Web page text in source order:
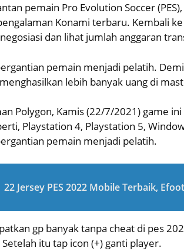
pemain Pro Evolution Soccer
Konami terbaru. Kembali
dan lihat jumlah anggaran
pemain menjadi pelatih.
lebih banyak uang di
Polygon, Kamis (22/7/2021) game
Playstation 4, Playstation 5,
pemain menjadi pelatih.
22 Jersey PES 2022 Mobile Terbaik,
gp banyak tanpa cheat di pes
itu tap icon (+) ganti player.